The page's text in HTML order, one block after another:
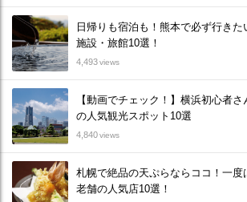
日帰りも宿泊も！熊本で必ず行き
施設・旅館10選！
4,493views
【動画でチェック！】横浜初心者
の人気観光スポット10選
4,840views
札幌で絶品の天ぷらならココ！一度
老舗の人気店10選！